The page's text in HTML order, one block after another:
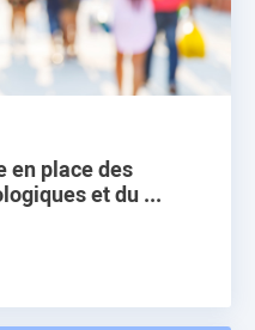
en place des
et du ...